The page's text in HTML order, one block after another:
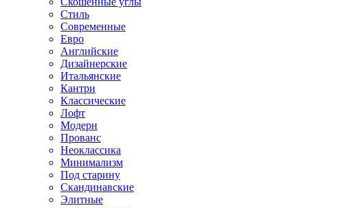
Стиль
Современные
Евро
Английские
Дизайнерские
Итальянские
Кантри
Классические
Лофт
Модерн
Прованс
Неоклассика
Минимализм
Под старину
Скандинавские
Элитные